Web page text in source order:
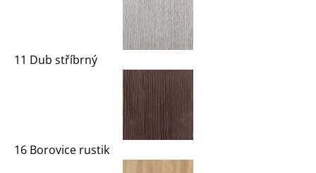
11 Dub stříbrný
16 Borovice rustik